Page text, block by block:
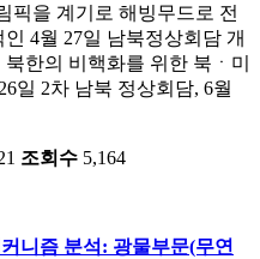
픽을 계기로 해빙무드로 전
4월 27일 남북정상회담 개
한의 비핵화를 위한 북ㆍ미
일 2차 남북 정상회담, 6월
조회수 5,164
니즘 분석: 광물부문(무연